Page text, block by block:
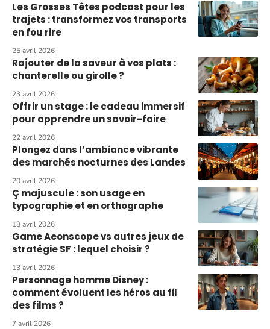
Les Grosses Têtes podcast pour les
trajets : transformez vos transports
en fou rire
25 avril 2026
Rajouter de la saveur à vos plats :
chanterelle ou girolle ?
23 avril 2026
Offrir un stage : le cadeau immersif
pour apprendre un savoir-faire
22 avril 2026
Plongez dans l’ambiance vibrante
des marchés nocturnes des Landes
20 avril 2026
Ç majuscule : son usage en
typographie et en orthographe
18 avril 2026
Game Aeonscope vs autres jeux de
stratégie SF : lequel choisir ?
13 avril 2026
Personnage homme Disney :
comment évoluent les héros au fil
des films ?
7 avril 2026